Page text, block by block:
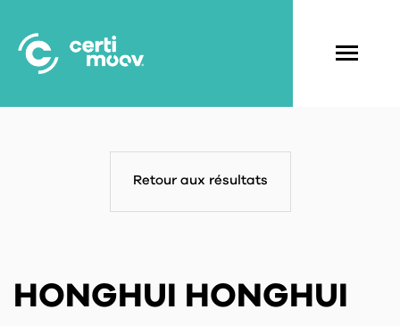
contenu
principal
Retour aux résultats
HONGHUI HONGHUI